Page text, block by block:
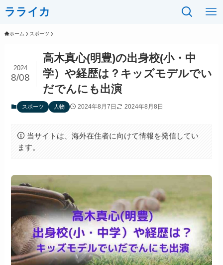
ラライカ
ホーム スポーツ
高木真心(明豊)の出身校(小・中
学）や経歴は？キッズモデルでい
だでんにも出演
2024
8/08
スポーツ 人物 2024年8月7日 2024年8月8日
当サイトは、海外在住者に向けて情報を発信してい
ます。